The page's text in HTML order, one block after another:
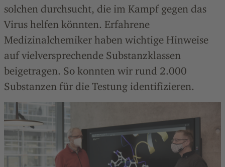
solchen durchsucht, die im Kampf gegen das
Virus helfen könnten. Erfahrene
Medizinalchemiker haben wichtige Hinweise
auf vielversprechende Substanzklassen
beigetragen. So konnten wir rund 2.000
Substanzen für die Testung identifizieren.